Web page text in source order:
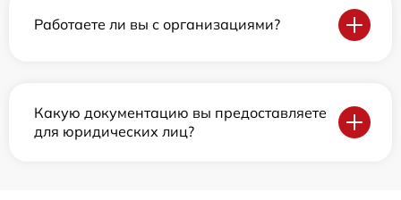
Работаете ли вы с организациями?
Какую документацию вы предоставляете
для юридических лиц?